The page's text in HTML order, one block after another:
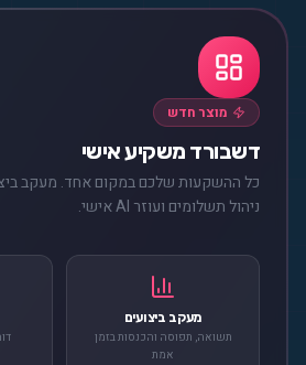
מוצר חדש
דשבורד משקיע אישי
כל ההשקעות שלכם במקום אחד. מעקב
ניהול תשלומים ועוזר AI אישי.
מעקב ביצועים
תשואה, תפוסה והכנסות בזמן
אמת